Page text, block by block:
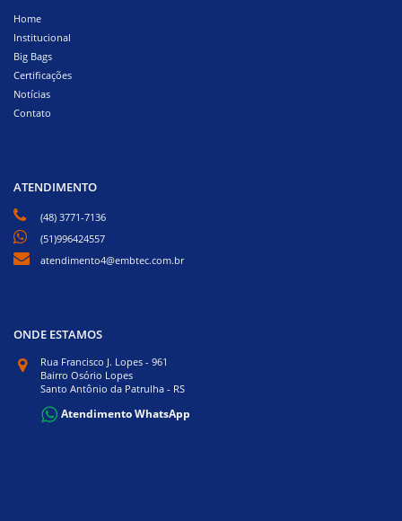
Home
Institucional
Big Bags
Certificações
Notícias
Contato
ATENDIMENTO
(48) 3771-7136
(51)996424557
atendimento4@embtec.com.br
ONDE ESTAMOS
Rua Francisco J. Lopes - 961
Bairro Osório Lopes
Santo Antônio da Patrulha - RS
Atendimento WhatsApp